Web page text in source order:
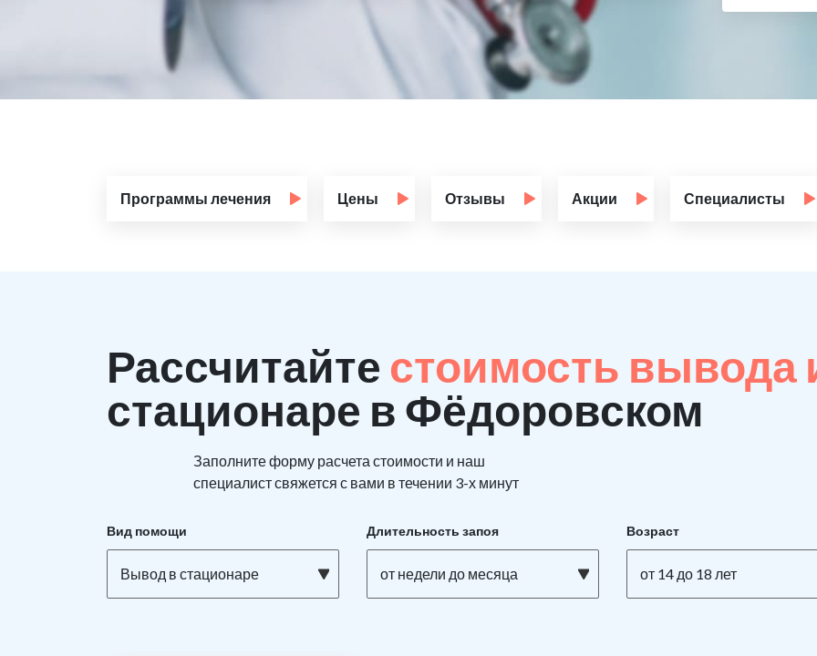
Программы лечения Цены Отзывы Акции Специалисты
Рассчитайте стоимость вывода
стационаре в Фёдоровском
Заполните форму расчета стоимости и наш
специалист свяжется с вами в течении 3-х минут
Вид помощи
Вывод в стационаре
Длительность запоя
от недели до месяца
Возраст
от 14 до 18 лет